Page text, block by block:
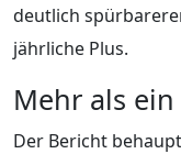
deutlich
jährliche Plus.
Mehr als
Der Bericht